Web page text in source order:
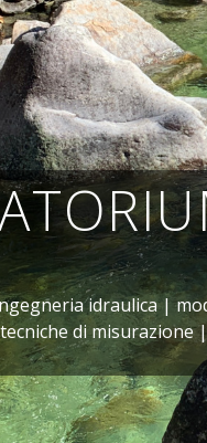
idraulica |
di misurazione